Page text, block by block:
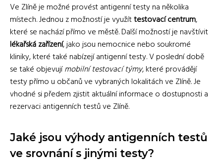
Ve Zlíně je možné provést antigenní testy na několika
místech. Jednou z možností je využíttestovací centrum,
které se nachází přímo ve městě. Další možností je navštívit
lékařská zařízení, jako jsou nemocnice nebo soukromé
kliniky, které také nabízejí antigenní testy. V poslední době
se také objevujímobilní testovací týmy, které provádějí
testy přímo u občanů ve vybraných lokalitách ve Zlíně. Je
vhodné si předem zjistit aktuální informace o dostupnosti a
rezervaci antigenních testů ve Zlíně.
Jaké jsou výhody antigenních testů
ve srovnání s jinými testy?